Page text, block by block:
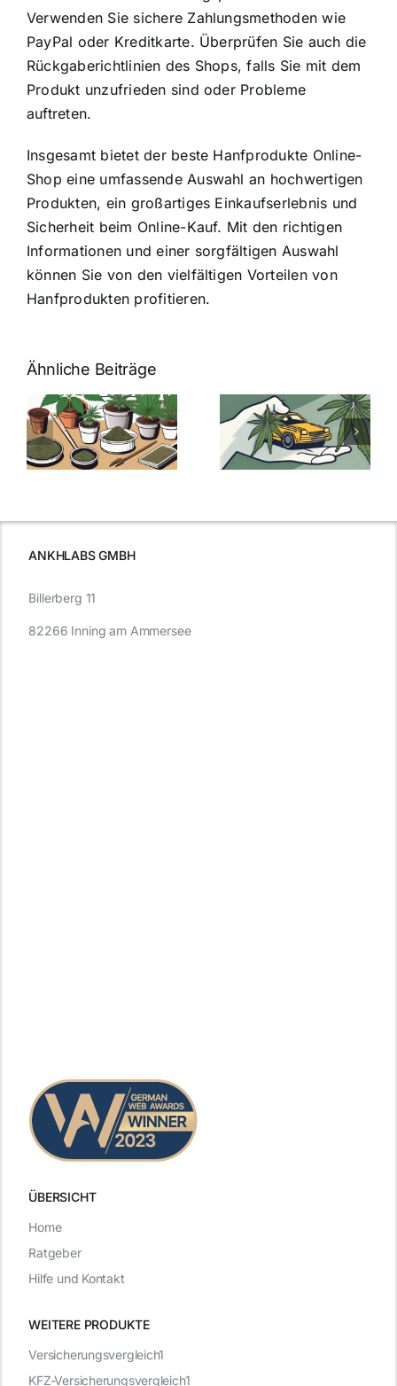
Verwenden Sie sichere Zahlungsmethoden wie
PayPal oder Kreditkarte. Überprüfen Sie auch die
Rückgaberichtlinien des Shops, falls Sie mit dem
Produkt unzufrieden sind oder Probleme
auftreten.
Insgesamt bietet der beste Hanfprodukte Online-
Shop eine umfassende Auswahl an hochwertigen
Produkten, ein großartiges Einkaufserlebnis und
Sicherheit beim Online-Kauf. Mit den richtigen
Informationen und einer sorgfältigen Auswahl
können Sie von den vielfältigen Vorteilen von
Hanfprodukten profitieren.
Ähnliche Beiträge
Neue THC-
Grenzwert-
Regelung:
Was Sie über
Cannabis und
müssen
Cannabis
Samen
kaufen: Alles
was Sie
ANKHLABS GMBH
ÜBERSICHT
WEITERE PRODUKTE
Billerberg 11
82266 Inning am Ammersee
Versicherungsvergleich1
KFZ-Versicherungsvergleich1
Home
Ratgeber
Hilfe und Kontakt